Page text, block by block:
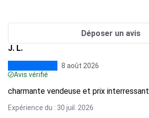
Déposer un avis
J. L.
8 août 2026
Avis vérifié
charmante vendeuse et prix interressant
Expérience du : 30 juil. 2026